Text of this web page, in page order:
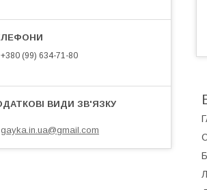
+380 (99) 634-71-80
gayka.in.ua@gmail.com